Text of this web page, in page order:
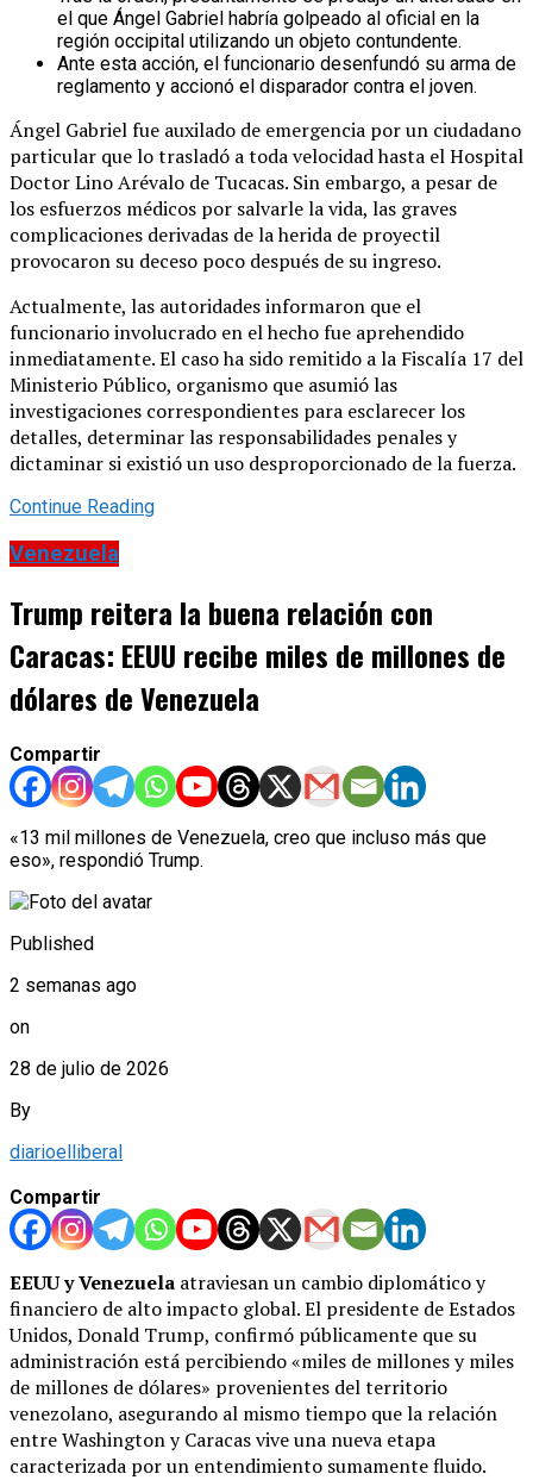
el que Ángel Gabriel habría golpeado al oficial en la
región occipital utilizando un objeto contundente.
Ante esta acción, el funcionario desenfundó su arma de
reglamento y accionó el disparador contra el joven.
Ángel Gabriel fue auxilado de emergencia por un ciudadano
particular que lo trasladó a toda velocidad hasta el Hospital
Doctor Lino Arévalo de Tucacas. Sin embargo, a pesar de
los esfuerzos médicos por salvarle la vida, las graves
complicaciones derivadas de la herida de proyectil
provocaron su deceso poco después de su ingreso.
Actualmente, las autoridades informaron que el
funcionario involucrado en el hecho fue aprehendido
inmediatamente. El caso ha sido remitido a la Fiscalía 17 del
Ministerio Público, organismo que asumió las
investigaciones correspondientes para esclarecer los
detalles, determinar las responsabilidades penales y
dictaminar si existió un uso desproporcionado de la fuerza.
Continue Reading
Venezuela
Trump reitera la buena relación con
Caracas: EEUU recibe miles de millones de
dólares de Venezuela
Compartir
«13 mil millones de Venezuela, creo que incluso más que
eso», respondió Trump.
Published
2 semanas ago
on
28 de julio de 2026
By
diarioelliberal
Compartir
EEUU y Venezuela atraviesan un cambio diplomático y
financiero de alto impacto global. El presidente de Estados
Unidos, Donald Trump, confirmó públicamente que su
administración está percibiendo «miles de millones y miles
de millones de dólares» provenientes del territorio
venezolano, asegurando al mismo tiempo que la relación
entre Washington y Caracas vive una nueva etapa
caracterizada por un entendimiento sumamente fluido.